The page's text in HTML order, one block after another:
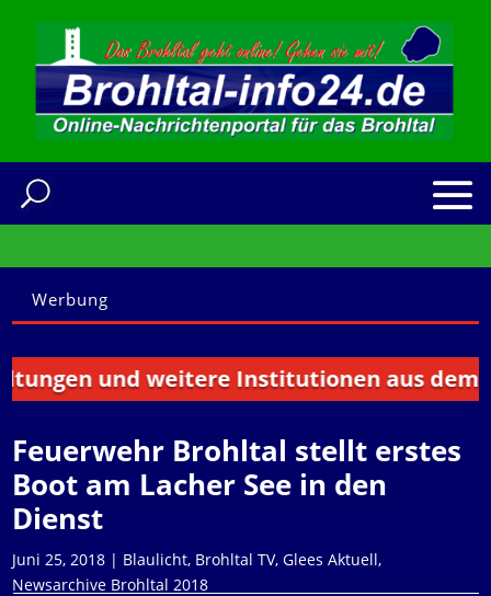
Werbung
und weitere Institutionen aus dem
Feuerwehr Brohltal stellt erstes
Boot am Lacher See in den
Dienst
Juni 25, 2018 | Blaulicht, Brohltal TV, Glees Aktuell,
Newsarchive Brohltal 2018